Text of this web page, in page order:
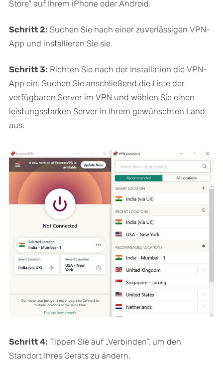
Store“ auf Ihrem iPhone oder Android.
Schritt 2: Suchen Sie nach einer zuverlässigen VPN-
App und installieren Sie sie.
Schritt 3: Richten Sie nach der Installation die VPN-
App ein. Suchen Sie anschließend die Liste der
verfügbaren Server im VPN und wählen Sie einen
leistungsstarken Server in Ihrem gewünschten Land
aus.
Schritt 4: Tippen Sie auf „Verbinden“, um den
Standort Ihres Geräts zu ändern.